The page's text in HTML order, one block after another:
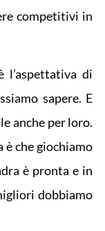
competitivi in
l’aspettativa di
sapere. E
anche per loro.
è che giochiamo
è pronta e in
dobbiamo